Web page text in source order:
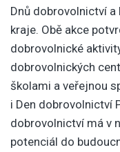
Dnů dobrovolnictví
kraje. Obě akce
dobrovolnické
dobrovolnických
školami a veřejnou
i Den dobrovolnictví
dobrovolnictví má v
potenciál do